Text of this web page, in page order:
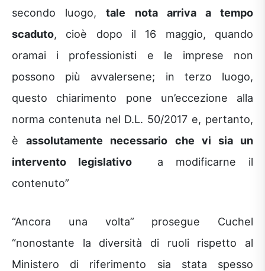
secondo luogo,tale nota arriva a tempo
scaduto, cioè dopo il 16 maggio, quando
oramai i professionisti e le imprese non
possono più avvalersene; in terzo luogo,
questo chiarimento pone un’eccezione alla
norma contenuta nel D.L. 50/2017 e, pertanto,
èassolutamente necessario che vi sia un
intervento legislativo a modificarne il
contenuto”
“Ancora una volta” prosegue Cuchel
“nonostante la diversità di ruoli rispetto al
Ministero di riferimento sia stata spesso